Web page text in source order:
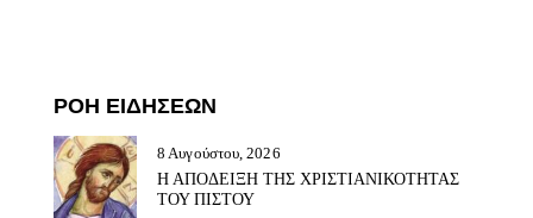
ΡΟΗ ΕΙΔΗΣΕΩΝ
8 Αυγούστου, 2026
Η ΑΠΟΔΕΙΞΗ ΤΗΣ ΧΡΙΣΤΙΑΝΙΚΟΤΗΤΑΣ
ΤΟΥ ΠΙΣΤΟΥ